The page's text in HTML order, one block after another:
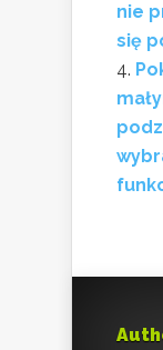
nie
się